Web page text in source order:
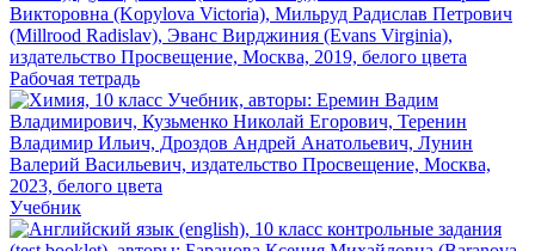
Рабочая тетрадь
Учебник